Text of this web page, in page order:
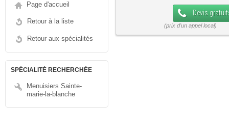
Page d'accueil
Retour à la liste
Retour aux spécialités
SPÉCIALITÉ RECHERCHÉE
Menuisiers Sainte-
marie-la-blanche
Devis